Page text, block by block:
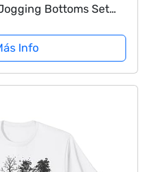
Bottoms Set
13-14 Años para
Info